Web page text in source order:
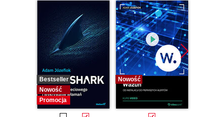
Bestseller
Nowość
Promocja
Nowość